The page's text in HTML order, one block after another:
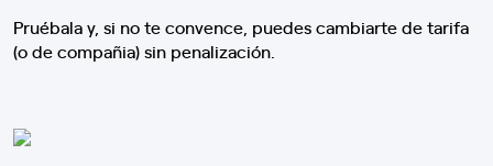
Pruébala y, si no te convence, puedes cambiarte de tarifa
(o de compañia) sin penalización.